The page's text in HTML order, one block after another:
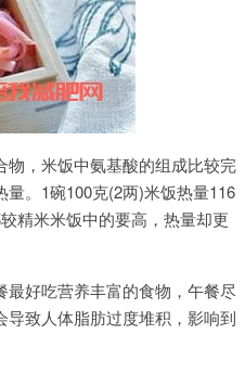
，米饭中氨基酸的组成比较完
。1碗100克(2两)米饭热量116
精米米饭中的要高，热量却更
好吃营养丰富的食物，午餐尽
致人体脂肪过度堆积，影响到